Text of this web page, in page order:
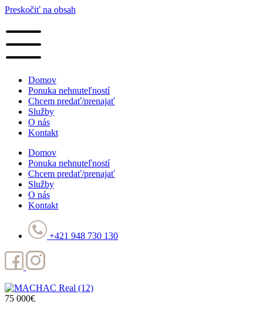
Preskočiť na obsah
Domov
Ponuka nehnuteľností
Chcem predať/prenajať
Služby
O nás
Kontakt
Domov
Ponuka nehnuteľností
Chcem predať/prenajať
Služby
O nás
Kontakt
+421 948 730 130
(12)
75 000€